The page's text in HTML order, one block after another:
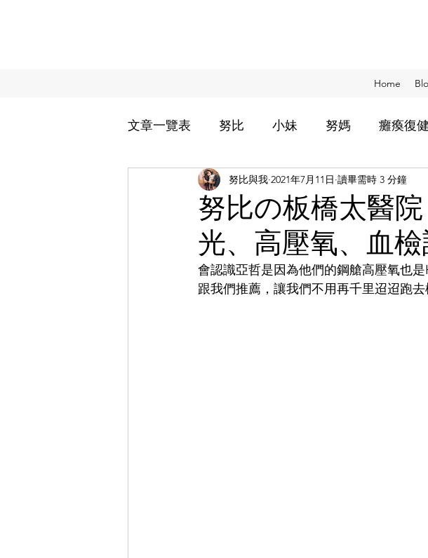
Home
文章一覽表 努比 小妹 努媽 癱瘓復健
過敏兒小妹治療週記 努比教會我的事
努家的日常用品分享 努家食堂 NIA
努比の板橋太醫
光、高壓氧、血
努比與我 2021年7月11日 讀畢需時 3 分鐘
會認識亞哲是因為他們的鋼艙高壓氧也
跟我們推薦，讓我們不用再千里迢迢跑去